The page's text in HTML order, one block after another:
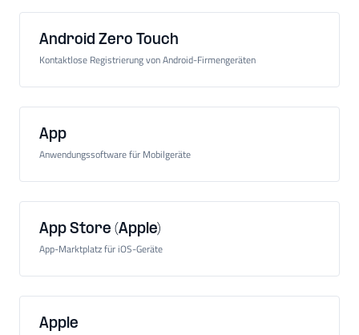
Android Zero Touch
Kontaktlose Registrierung von Android-Firmengeräten
App
Anwendungssoftware für Mobilgeräte
App Store (Apple)
App-Marktplatz für iOS-Geräte
Apple